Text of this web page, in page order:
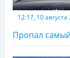
12:17, 10 августа
Пропал